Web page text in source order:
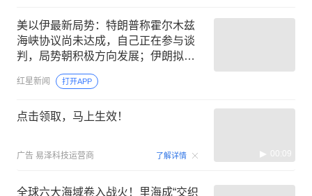
美以伊最新局势：特朗普称霍尔木兹
海峡协议尚未达成，自己正在参与谈
判，局势朝积极方向发展；伊朗拟立
法禁止美国、以色列船只通行
红星新闻 打开APP
点击领取，马上生效！
广告 易泽科技运营商 了解详情 00:09
全球六大海域卷入战火！里海成“交织